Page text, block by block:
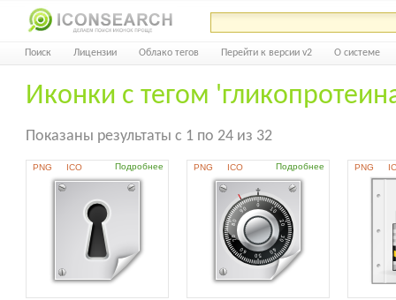
Поиск Лицензии Облако тегов Перейти к версии v2 О системе
Иконки с тегом
Показаны результаты с 1 по 24 из 32
PNG ICO Подробнее PNG ICO Подробнее PNG